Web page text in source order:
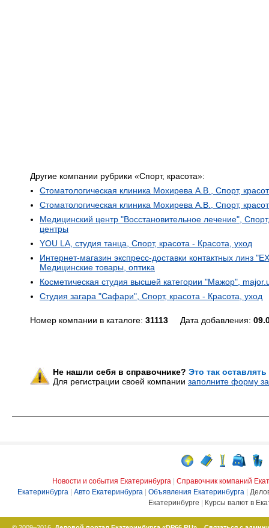
Другие компании рубрики «Спорт, красота»:
Стоматологическая клиника Мохирева А.В., Спорт,
Стоматологическая клиника Мохирева А.В., Спорт,
Медицинский центр "Восстановительное лечение",
центры
YOU LA, студия танца, Спорт, красота - Красота, уход
Интернет-магазин экспресс-доставки контактных линз
Медицинские товары, оптика
Косметическая студия высшей категории "Мажор",
Студия загара "Сафари", Спорт, красота - Красота, уход
Номер компании в каталоге: 31113 Дата добавления:
Не нашли себя в справочнике? Это так
Для регистрации своей компании заполните форму
Новости и события Екатеринбурга
Справочник компаний
Екатеринбурга
Авто Екатеринбурга Объявления Екатеринбурга
Екатеринбурге
Курсы валют в